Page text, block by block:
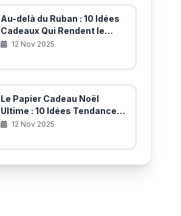
Au-delà du Ruban : 10 Idées
Cadeaux Qui Rendent le
Papier Cadeau Presque
12 Nov 2025
Le Papier Cadeau Noël
Ultime : 10 Idées Tendances
pour des Paquets
12 Nov 2025